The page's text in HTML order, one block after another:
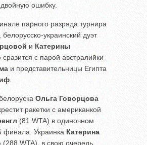
ошибку.
парного разряда турнира
украинский дуэт
и Катерины
сразится с парой австралийки
и представительницы Египта
Ольга Говорцова
ракетки с американкой
(81 WTA) в одиночном
финала. Украинка Катерина
(288 WTA), в свою очередь,